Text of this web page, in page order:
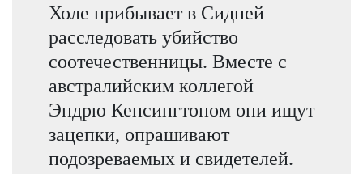
Холе прибывает в Сидней
расследовать убийство
соотечественницы. Вместе с
австралийским коллегой
Эндрю Кенсингтоном они ищут
зацепки, опрашивают
подозреваемых и свидетелей.